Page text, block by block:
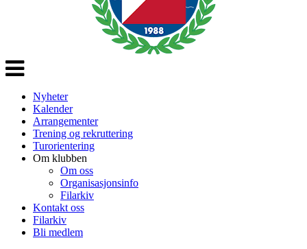
Veksle
navigasjon
Nyheter
Kalender
Arrangementer
Trening og rekruttering
Turorientering
Om klubben
Om oss
Organisasjonsinfo
Filarkiv
Kontakt oss
Filarkiv
Bli medlem